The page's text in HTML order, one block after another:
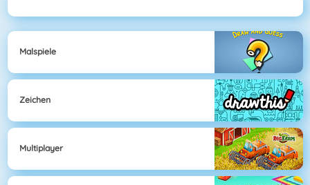
Malspiele
Zeichen
Multiplayer